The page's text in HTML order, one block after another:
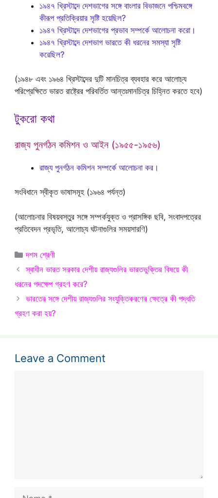
১৯৪৭ খ্রিস্টাব্দে দেশভাগের সঙ্গে বাংলার বিভাজনে পশ্চিমবঙ্গে
কীরূপ প্রতিক্রিয়ার সৃষ্টি হয়েছিল?
১৯৪৭ খ্রিস্টাব্দে দেশভাগের প্রভাব সম্পর্কে আলোচনা করো।
১৯৪৭ খ্রিস্টাব্দে দেশভাগ ভারতে কী ধরনের সমস্যা সৃষ্টি
করেছিল?
(১৯৪৮ এবং ১৯৬৪ খ্রিস্টাব্দের দুটি মানচিত্র ব্যবহার করে আলোচ্য
পরিপ্রেক্ষিতে ভারত রাষ্ট্রের পরিবর্তিত আন্তঃমানচিত্র চিহ্নিত করতে হবে)
টুকরো কথা
রাজ্য পুনর্গঠন কমিশন ও আইন (১৯৫৫-১৯৫৬)
রাজ্য পুনর্গঠন কমিশন সম্পর্কে আলোচনা কর।
সংবিধানে স্বীকৃত ভাষাসমূহ (১৯৬৪ পর্যন্ত)
(আলোচনার বিষয়বস্তুর সঙ্গে সম্পর্কযুক্ত ও প্রাসঙ্গিক ছবি, সংবাদপত্রের
প্রতিবেদন প্রভৃতি, আলোচ্য ঘটনাগুলির সময়সারণি)
Categories
দশম শ্রেণী
স্বাধীন ভারত সরকার দেশীয় রাজ্যগুলির ভারতভুক্তির বিষয়ে কী
ধরনের পদক্ষেপ গ্রহণ করে?
ভারতের সঙ্গে দেশীয় রাজ্যগুলির সংযুক্তিকরণের ক্ষেত্রে কী পদ্ধতি
গ্রহণ করা হয়?
Leave a Comment
Name